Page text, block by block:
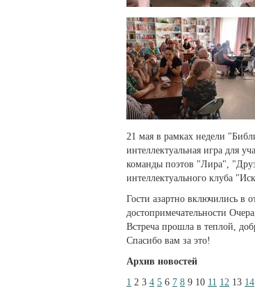
21 мая в рамках недели
интеллектуальная игра для
команды поэтов "Лира",
интеллектуального клуба
Гости азартно включились в
достопримечательности
Встреча прошла в теплой,
Спасибо вам за это!
Архив новостей
1 2 3 4 5 6 7 8 9 10 11 12 13 14